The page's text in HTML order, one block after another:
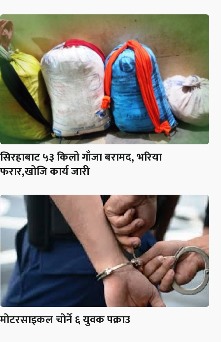
सिरहाबाट ५३ किलो गाँजा बरामद, भरिया
फरार,खोजि कार्य जारी
मोटरसाइकल चोर्ने ६ युवक पक्राउ